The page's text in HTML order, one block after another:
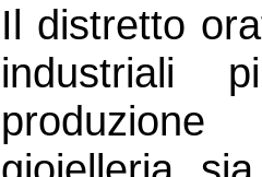
Il distretto
industriali